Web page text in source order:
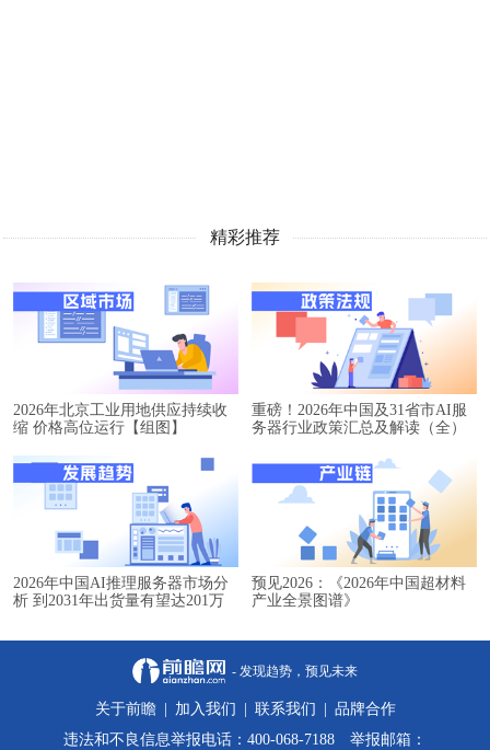
精彩推荐
2026年北京工业用地供应持续收
缩 价格高位运行【组图】
重磅！2026年中国及31省市AI服
务器行业政策汇总及解读（全）
2026年中国AI推理服务器市场分
析 到2031年出货量有望达201万
预见2026：《2026年中国超材料
产业全景图谱》
- 发现趋势，预见未来
关于前瞻 加入我们 联系我们
品牌合作
违法和不良信息举报电话：400-068-7188 举报邮箱：